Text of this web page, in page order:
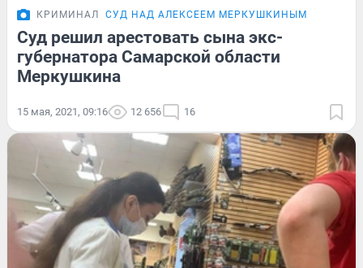
КРИМИНАЛ СУД НАД АЛЕКСЕЕМ МЕРКУШКИНЫМ
Суд решил арестовать сына экс-
губернатора Самарской области
Меркушкина
15 мая, 2021, 09:16 12 656 16